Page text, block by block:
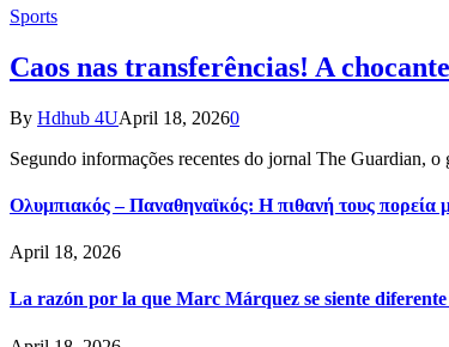
Sports
Caos nas transferências! A
By Hdhub 4UApril 18, 20260
Segundo informações recentes do jornal The Guardian,
Ολυμπιακός – Παναθηναϊκός: Η πιθανή τους πορεία
April 18, 2026
La razón por la que Marc Márquez se siente